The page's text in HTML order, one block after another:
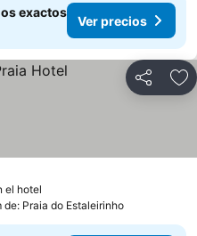
exactos
Ver precios
Compartir
el hotel
de: Praia do Estaleirinho